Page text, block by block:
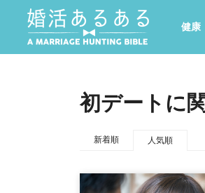
健康
心の処方箋 カルチャー・ト
初デートに
新着順 人気順